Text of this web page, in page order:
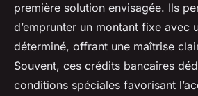
première solution envisagée. Ils
d’emprunter un montant fixe avec
déterminé, offrant une maîtrise
Souvent, ces crédits bancaires
conditions spéciales favorisant